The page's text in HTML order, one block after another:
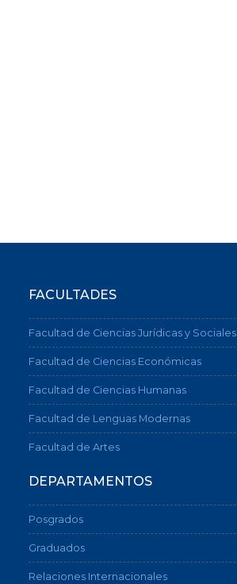
FACULTADES
Facultad de Ciencias Jurídicas y Sociales
Facultad de Ciencias Económicas
Facultad de Ciencias Humanas
Facultad de Lenguas Modernas
Facultad de Artes
DEPARTAMENTOS
Posgrados
Graduados
Relaciones Internacionales